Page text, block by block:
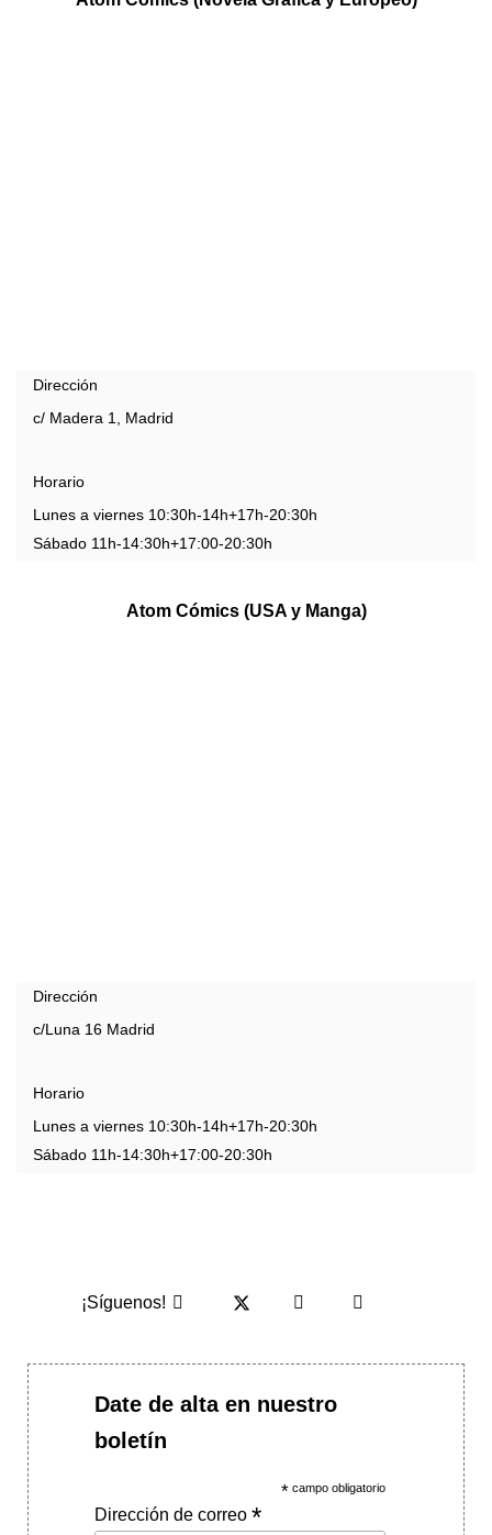
Dirección
c/ Madera 1, Madrid
Horario
Lunes a viernes 10:30h-14h+17h-20:30h
Sábado 11h-14:30h+17:00-20:30h
Atom Cómics (USA y Manga)
Dirección
c/Luna 16 Madrid
Horario
Lunes a viernes 10:30h-14h+17h-20:30h
Sábado 11h-14:30h+17:00-20:30h
¡Síguenos!
Date de alta en nuestro
boletín
* campo obligatorio
Dirección de correo *